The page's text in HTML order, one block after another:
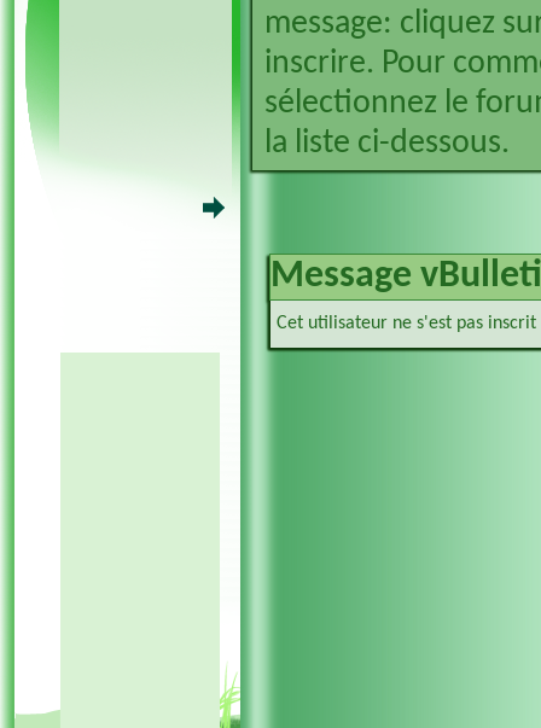
message: cliquez
inscrire. Pour
sélectionnez le
la liste ci-dessous.
Message
Cet utilisateur ne s'est pas